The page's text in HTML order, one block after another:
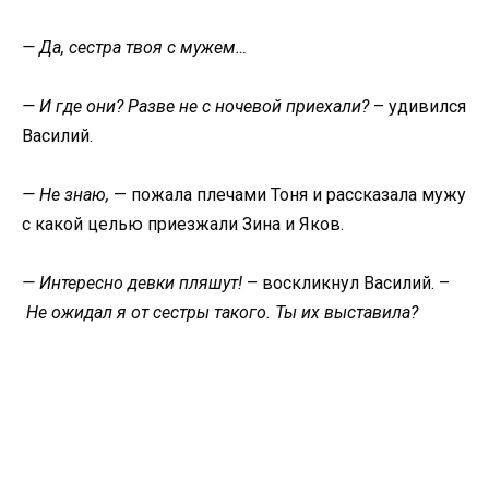
— Да, сестра твоя с мужем…
— И где они? Разве не с ночевой приехали? – удивился
Василий.
— Не знаю, — пожала плечами Тоня и рассказала мужу
с какой целью приезжали Зина и Яков.
— Интересно девки пляшут! – воскликнул Василий. –
Не ожидал я от сестры такого. Ты их выставила?